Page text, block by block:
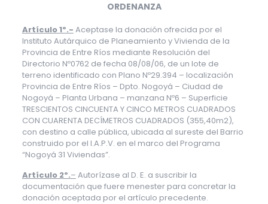
ORDENANZA
Artículo 1º.- Aceptase la donación ofrecida por el
Instituto Autárquico de Planeamiento y Vivienda de la
Provincia de Entre Ríos mediante Resolución del
Directorio Nº0762 de fecha 08/08/06, de un lote de
terreno identificado con Plano Nº29.394 – localización
Provincia de Entre Ríos – Dpto. Nogoyá – Ciudad de
Nogoyá – Planta Urbana – manzana Nº6 – Superficie
TRESCIENTOS CINCUENTA Y CINCO METROS CUADRADOS
CON CUARENTA DECÍMETROS CUADRADOS (355,40m2),
con destino a calle pública, ubicada al sureste del Barrio
construido por el I.A.P.V. en el marco del Programa
“Nogoyá 31 Viviendas”.
Artículo 2º.– Autorízase al D. E. a suscribir la
documentación que fuere menester para concretar la
donación aceptada por el artículo precedente.